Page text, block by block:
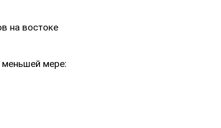
на востоке
меньшей мере: